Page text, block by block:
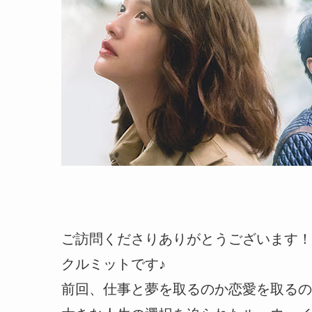
ご訪問くださりありがとうございます！
クルミットです♪
前回、仕事と夢を取るのか恋愛を取る